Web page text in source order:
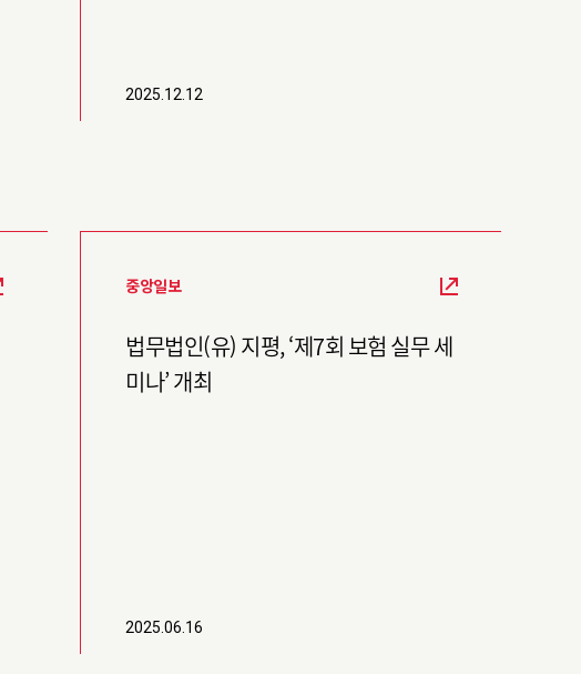
2025.12.12
중앙일보
법무법인(유) 지평, ‘제7회 보험 실무 세
미나’ 개최
2025.06.16